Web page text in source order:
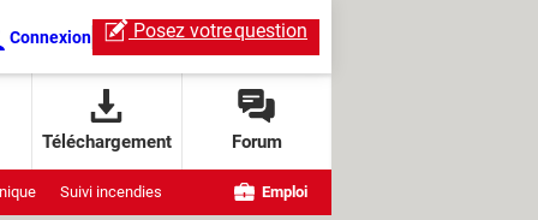
Connexion Posez votrequestion
Téléchargement Forum
Suivi incendies Emploi